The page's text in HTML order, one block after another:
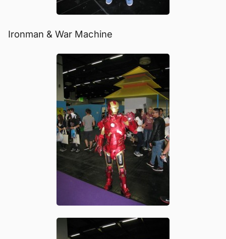
Ironman & War Machine